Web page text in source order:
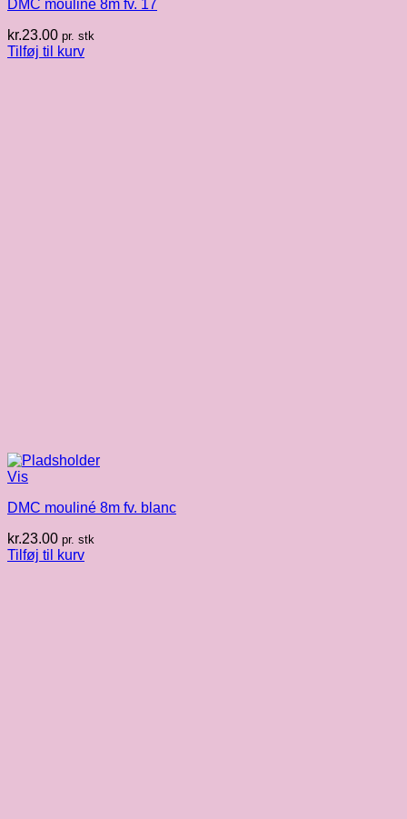
DMC mouliné 8m fv. 17
kr.23.00 pr. stk
Tilføj til kurv
Vis
DMC mouliné 8m fv. blanc
kr.23.00 pr. stk
Tilføj til kurv